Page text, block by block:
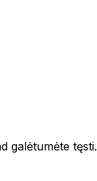
galėtumėte tęsti.